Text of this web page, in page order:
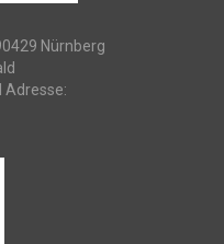
Nürnberg
Adresse: